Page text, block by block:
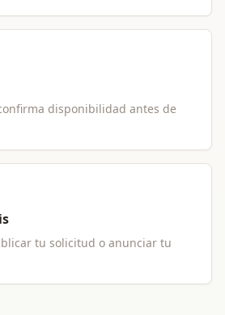
disponibilidad antes de
tu solicitud o anunciar tu